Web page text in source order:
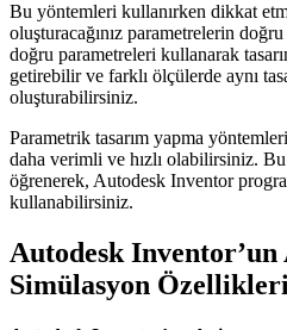
Bu yöntemleri kullanırken dikkat
oluşturacağınız parametrelerin doğru
doğru parametreleri kullanarak
getirebilir ve farklı ölçülerde aynı
oluşturabilirsiniz.
Parametrik tasarım yapma
daha verimli ve hızlı olabilirsiniz. Bu
öğrenerek, Autodesk Inventor
kullanabilirsiniz.
Autodesk Inventor’un
Simülasyon Özellikleri